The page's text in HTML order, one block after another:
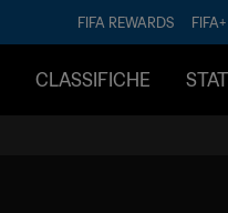
FIFA REWARDS FIFA+
CLASSIFICHE